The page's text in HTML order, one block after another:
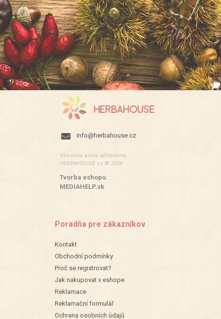
info@herbahouse.cz
Všechna práva vyhrazena.
HERBAHOUSE.cz © 2026
Tvorba eshopu:
MEDIAHELP.sk
Poradňa pre zákazníkov
Kontakt
Obchodní podmínky
Proč se registrovat?
Jak nakupovat v eshope
Reklamace
Reklamační formulář
Ochrana osobních údajů